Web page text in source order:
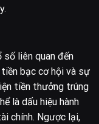
số liên quan đến
tiền bạc cơ hội và sự
tiền thưởng trúng
là dấu hiệu hành
chính. Ngược lại,